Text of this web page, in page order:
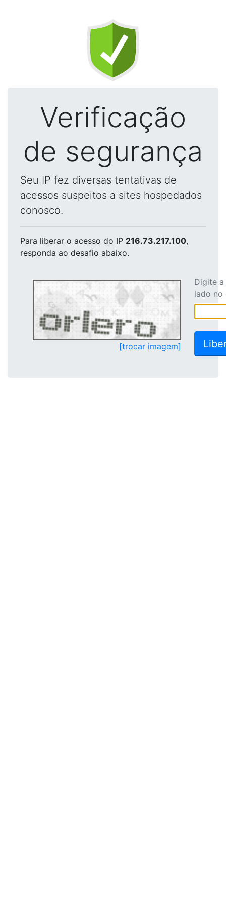
Verificação
de segurança
Seu IP fez diversas tentativas de
acessos suspeitos a sites hospedados
conosco.
Para liberar o acesso do IP 216.73.217.100,
responda ao desafio abaixo.
[trocar imagem]
Digite
lado no